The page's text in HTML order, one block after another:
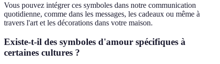
Vous pouvez intégrer ces symboles dans notre communication
quotidienne, comme dans les messages, les cadeaux ou même à
travers l'art et les décorations dans votre maison.
Existe-t-il des symboles d'amour spécifiques à
certaines cultures ?